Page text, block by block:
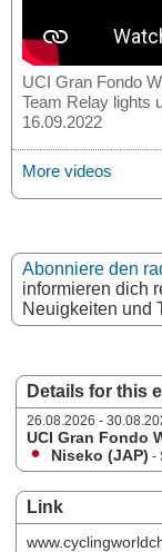
Details for this
26.08.2026 -
UCI Gran Fondo
Niseko (JAP) -
Link
UCI Gran Fondo
Team Relay lights
16.09.2022
More videos
Abonniere den
informieren dich
Neuigkeiten und